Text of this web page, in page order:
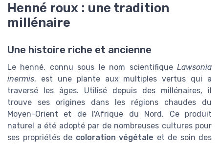
Henné roux : une tradition
millénaire
Une histoire riche et ancienne
Le henné, connu sous le nom scientifique Lawsonia
inermis, est une plante aux multiples vertus qui a
traversé les âges. Utilisé depuis des millénaires, il
trouve ses origines dans les régions chaudes du
Moyen-Orient et de l'Afrique du Nord. Ce produit
naturel a été adopté par de nombreuses cultures pour
ses propriétés de coloration végétale et de soin des